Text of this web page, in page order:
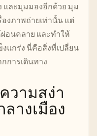
และมุมมองอีกด้วย มุม
องภาพถ่ายเท่านั้น แต่
อนคลาย และทำให้
แกร่ง นี่คือสิ่งที่เปลี่ยน
การเดินทาง
วามสง่า
างเมือง